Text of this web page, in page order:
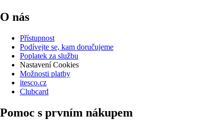
O nás
Přístupnost
Podívejte se, kam doručujeme
Poplatek za službu
Nastavení Cookies
Možnosti platby
itesco.cz
Clubcard
Pomoc s prvním nákupem